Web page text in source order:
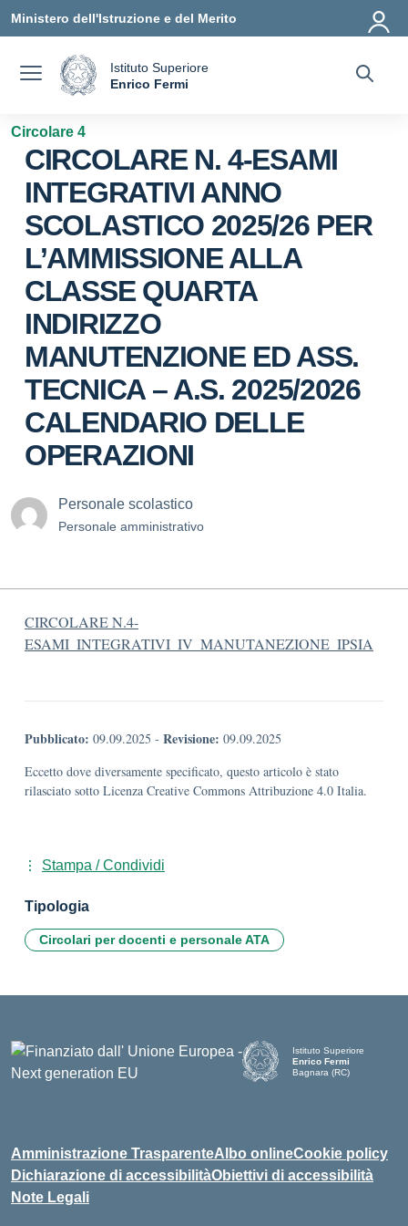
Ministero dell'Istruzione e del Merito
Istituto Superiore
Enrico Fermi
Circolare 4
CIRCOLARE N. 4-ESAMI
INTEGRATIVI ANNO
SCOLASTICO 2025/26 PER
L’AMMISSIONE ALLA
CLASSE QUARTA
INDIRIZZO
MANUTENZIONE ED ASS.
TECNICA – A.S. 2025/2026
CALENDARIO DELLE
OPERAZIONI
Personale scolastico
Personale amministrativo
CIRCOLARE N.4-
ESAMI_INTEGRATIVI_IV_MANUTANEZIONE_IPSIA
Pubblicato: 09.09.2025 - Revisione: 09.09.2025
Eccetto dove diversamente specificato, questo articolo è stato
rilasciato sotto Licenza Creative Commons Attribuzione 4.0 Italia.
Stampa / Condividi
Tipologia
Circolari per docenti e personale ATA
Istituto Superiore
Enrico Fermi
Bagnara (RC)
Amministrazione TrasparenteAlbo onlineCookie policy
Dichiarazione di accessibilitàObiettivi di accessibilità
Note Legali